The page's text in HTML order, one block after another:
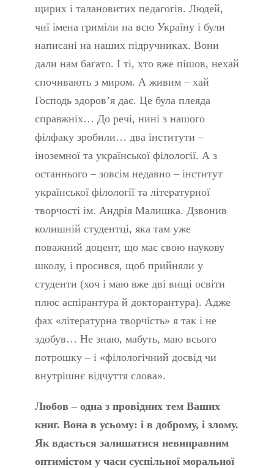
щирих і талановитих педагогів. Людей,
чиї імена гриміли на всю Україну і були
написані на наших підручниках. Вони
дали нам багато. І ті, хто вже пішов, нехай
спочивають з миром. А живим – хай
Господь здоров’я дає. Це була плеяда
справжніх… До речі, нині з нашого
філфаку зробили… два інститути –
іноземної та української філології. А з
останнього – зовсім недавно – інститут
української філології та літературної
творчості ім. Андрія Малишка. Дзвонив
колишній студентці, яка там уже
поважний доцент, що має свою наукову
школу, і просився, щоб прийняли у
студенти (хоч і маю вже дві вищі освіти
плюс аспірантура й докторантура). Адже
фах «літературна творчість» я так і не
здобув… Не знаю, мабуть, маю всього
потрошку – і «філологічний досвід чи
внутрішнє відчуття слова».
Любов – одна з провідних тем Ваших
книг. Вона в усьому: і в доброму, і злому.
Як вдається залишатися невиправним
оптимістом у часи суспільної моральної